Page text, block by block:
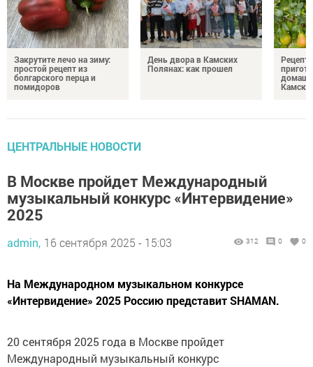
Закрутите лечо на зиму:
простой рецепт из
болгарского перца и
помидоров
День двора в Камских
Полянах: как прошел
ЦЕНТРАЛЬНЫЕ НОВОСТИ
В Москве пройдет Международный
музыкальный конкурс «Интервидение»
2025
admin, 16 сентября 2025 - 15:03 312 0 0
На Международном музыкальном конкурсе
«Интервидение» 2025 Россию представит SHAMAN.
20 сентября 2025 года в Москве пройдет
Международный музыкальный конкурс